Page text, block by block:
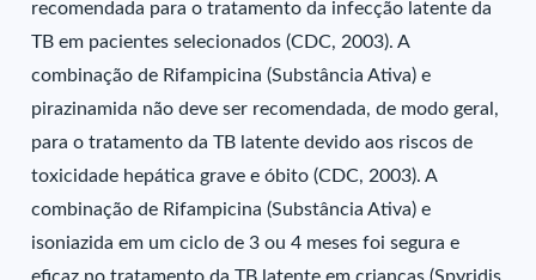
recomendada para o tratamento da infecção latente da
TB em pacientes selecionados (CDC, 2003). A
combinação de Rifampicina (Substância Ativa) e
pirazinamida não deve ser recomendada, de modo geral,
para o tratamento da TB latente devido aos riscos de
toxicidade hepática grave e óbito (CDC, 2003). A
combinação de Rifampicina (Substância Ativa) e
isoniazida em um ciclo de 3 ou 4 meses foi segura e